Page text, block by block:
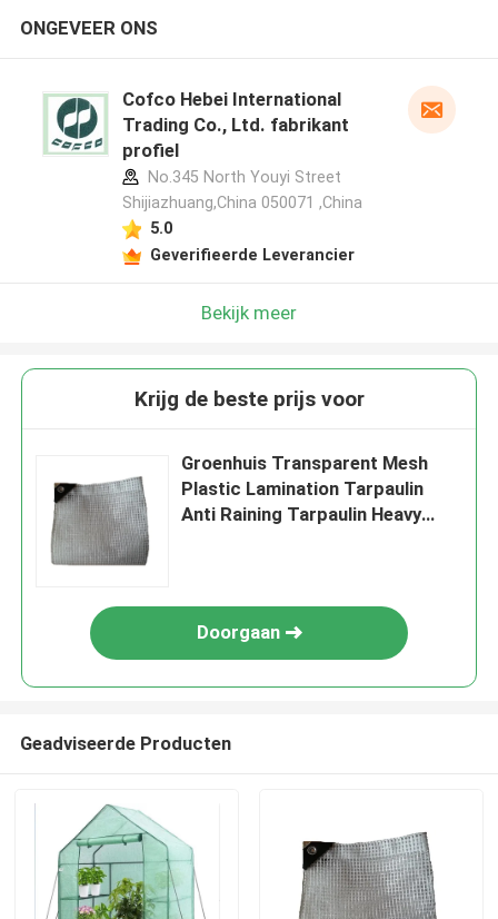
ONGEVEER ONS
Cofco Hebei International
Trading Co., Ltd. fabrikant
profiel
No.345 North Youyi Street
Shijiazhuang,China 050071 ,China
5.0
Geverifieerde Leverancier
Bekijk meer
Krijg de beste prijs voor
Groenhuis Transparent Mesh
Plastic Lamination Tarpaulin
Anti Raining Tarpaulin Heavy
Doorgaan
Geadviseerde Producten